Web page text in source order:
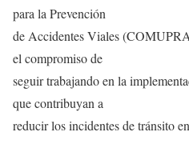
para la Prevención
de Accidentes Viales
el compromiso de
seguir trabajando en la
que contribuyan a
reducir los incidentes de tránsito